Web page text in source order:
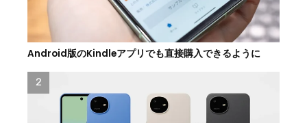
Android版のKindleアプリでも直接購入できるように